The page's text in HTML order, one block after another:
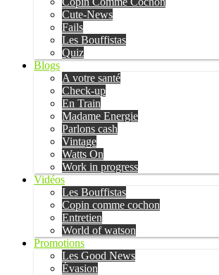
Cute-News
Fails
Les Bouffistas
Quiz
Blogs
A votre santé
Check-up
En Train
Madame Energie
Parlons cash
Vintage
Watts On
Work in progress
Vidéos
Les Bouffistas
Copin comme cochon
Entretien
World of watson
Promotions
Les Good News
Évasion